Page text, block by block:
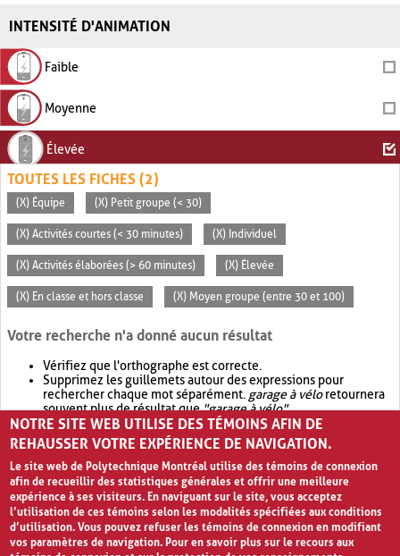
INTENSITÉ D'ANIMATION
Faible
Moyenne
Élevée
TOUTES LES FICHES (2)
(X) Équipe (X) Petit groupe (< 30)
(X) Activités courtes (< 30 minutes) (X) Individuel
(X) Activités élaborées (> 60 minutes) (X) Élevée
(X) En classe et hors classe (X) Moyen groupe (entre 30 et 100)
Votre recherche n'a donné aucun résultat
Vérifiez que l'orthographe est correcte.
Supprimez les guillemets autour des expressions pour
rechercher chaque mot séparément. garage à véloretournera
souvent plus de résultat que"garage à vélo".
Envisagez d'élargir votre recherche avec OR.garage OR vélo
retournera souvent plus de résultat quegarage à vélo
NOTRE SITE WEB UTILISE DES TÉMOINS AFIN DE
REHAUSSER VOTRE EXPÉRIENCE DE NAVIGATION.
Le site web de Polytechnique Montréal utilise des témoins de connexion
afin de recueillir des statistiques générales et offrir une meilleure
expérience à ses visiteurs. En naviguant sur le site, vous acceptez
l’utilisation de ces témoins selon les modalités spécifiées aux conditions
d’utilisation. Vous pouvez refuser les témoins de connexion en modifiant
vos paramètres de navigation. Pour en savoir plus sur le recours aux